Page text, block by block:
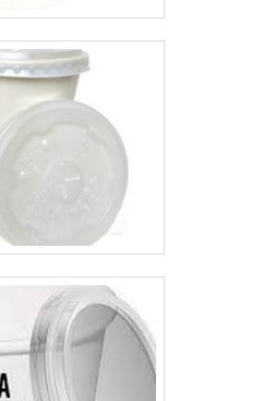
no resultado
de alta
são realizadas as
de
Esses fatores,
time com equipe
de consultores
colaboradores
todo o ciclo de
excelência para
de clientes.
com
na área de
qualificados
melhor atender as
dos clientes;
qualidade onde
as atividades;
eficaz;
E
COMPROVADANa
Flexíveis as
sempre estão à